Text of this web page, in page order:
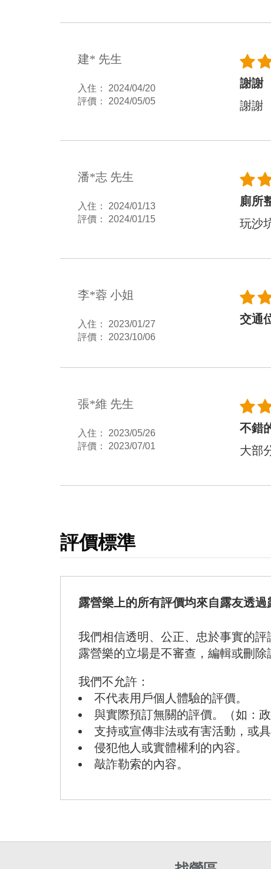
建* 先生
入住： 2024/04/20
評價： 2024/05/05
謝謝
謝謝
潘*志 先生
入住： 2024/01/13
評價： 2024/01/15
廁所
玩沙
李*蓉 小姐
入住： 2023/01/27
評價： 2023/10/06
交通
張*維 先生
入住： 2023/05/26
評價： 2023/07/01
不錯
大部
評價標準
露營樂上的所有評價均來自露友透過
我們相信透明、公正、忠於事實的
露營樂的立場是不審查，編輯或刪
我們不允許：
不代表用戶個人體驗的評價。
與實際預訂無關的評價。（如：
支持或宣傳非法或有害活動，或
侵犯他人或實體權利的內容。
敲詐勒索的內容。